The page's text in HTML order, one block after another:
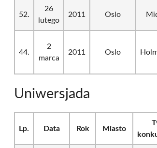
52.
26
lutego
2011 Oslo
44.
2
marca
2011 Oslo
Uniwersjada
Lp. Data Rok Miasto